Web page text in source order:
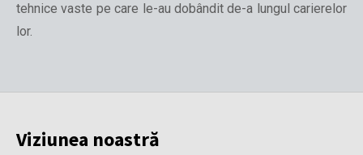
tehnice vaste pe care le-au dobândit de-a lungul carierelor
lor.
Viziunea noastră